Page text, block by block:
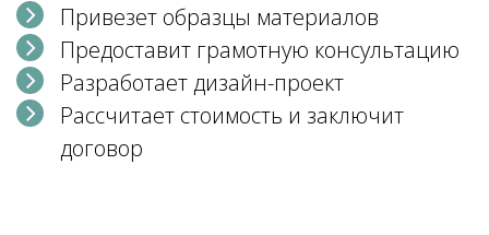
Привезет образцы материалов
Предоставит грамотную консультацию
Разработает дизайн-проект
Рассчитает стоимость и заключит
договор